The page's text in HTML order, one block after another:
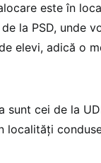
este în
la PSD, unde
elevi, adică o
sunt cei de la
localități